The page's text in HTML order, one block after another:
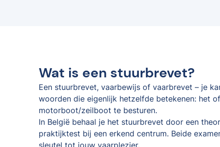
Wat is een stuurbrevet?
Een stuurbrevet, vaarbewijs of vaarbrevet – je
woorden die eigenlijk hetzelfde betekenen: het
motorboot/zeilboot te besturen.
In België behaal je het stuurbrevet door een
praktijktest bij een erkend centrum. Beide